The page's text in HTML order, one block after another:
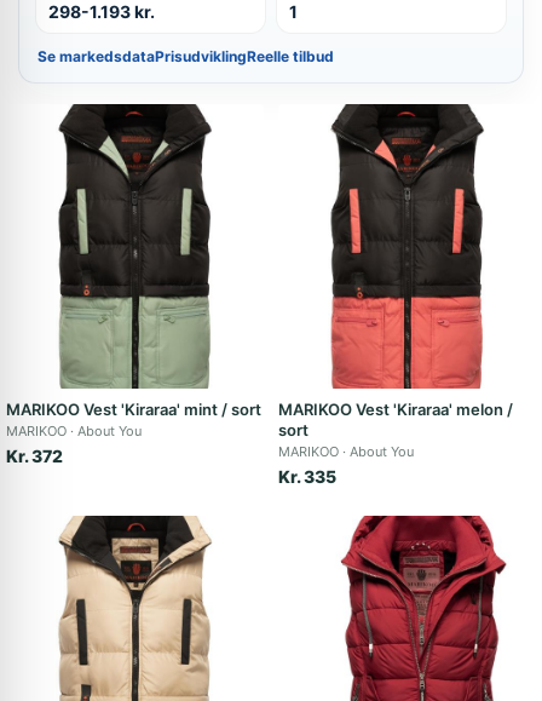
298-1.193 kr. 1
Se markedsdataPrisudviklingReelle tilbud
MARIKOO Vest 'Kiraraa' mint / sort
MARIKOO About You
Kr. 372
MARIKOO Vest 'Kiraraa' melon /
sort
MARIKOO About You
Kr. 335